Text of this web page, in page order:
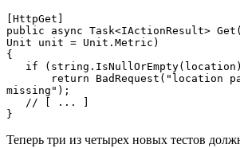
[HttpGet]
public async Task<IActionResult>
Unit unit = Unit.Metric)
{
missing");
}
Теперь три из четырех новых тестов